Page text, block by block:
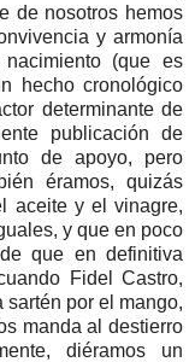
de nosotros hemos
y armonía
(que es
hecho cronológico
determinante de
publicación de
de apoyo, pero
éramos, quizás
aceite y el vinagre,
y que en poco
que en definitiva
Fidel Castro,
por el mango,
manda al destierro
diéramos un